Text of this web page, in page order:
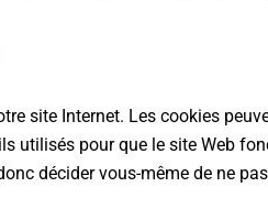
CAO, informations
Plus. En
d'un assemblage ou de
site Internet. Les cookies
utilisés pour que le site Web
décider vous-même de ne